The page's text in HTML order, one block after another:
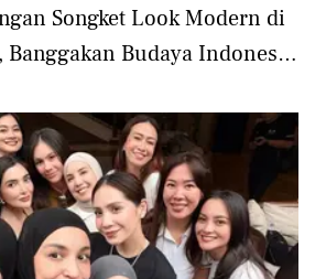
Songket Look Modern di
Banggakan Budaya Indonesia